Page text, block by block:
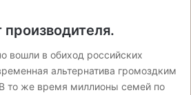
производителя.
вошли в обиход российских
альтернатива громоздким
то же время миллионы семей по